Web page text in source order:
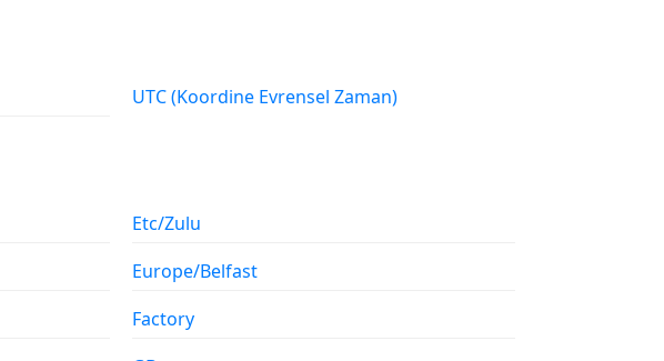
UTC (Koordine Evrensel Zaman)
Etc/Zulu
Europe/Belfast
Factory